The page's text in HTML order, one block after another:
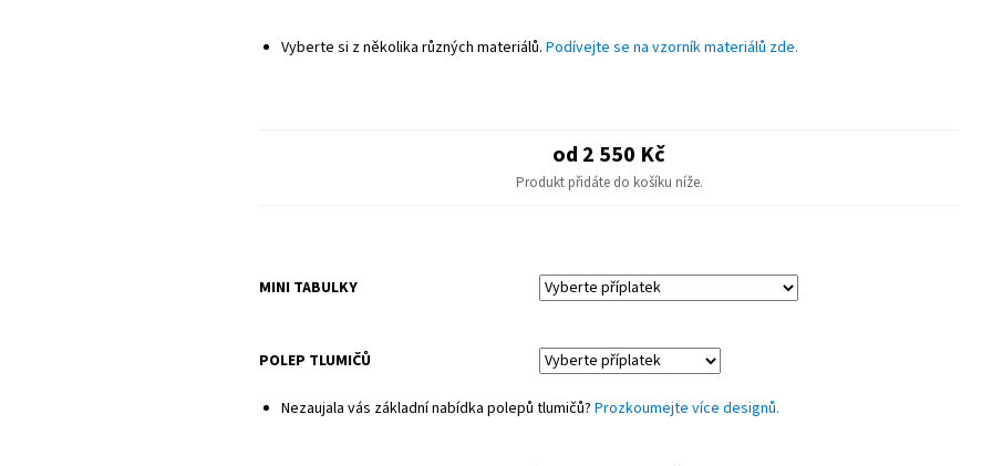
Vyberte si z několika různých materiálů. Podívejte se na vzorník materiálů zde.
od 2 550 Kč
Produkt přidáte do košíku níže.
MINI TABULKY
POLEP TLUMIČŮ
Nezaujala vás základní nabídka polepů tlumičů? Prozkoumejte více designů.